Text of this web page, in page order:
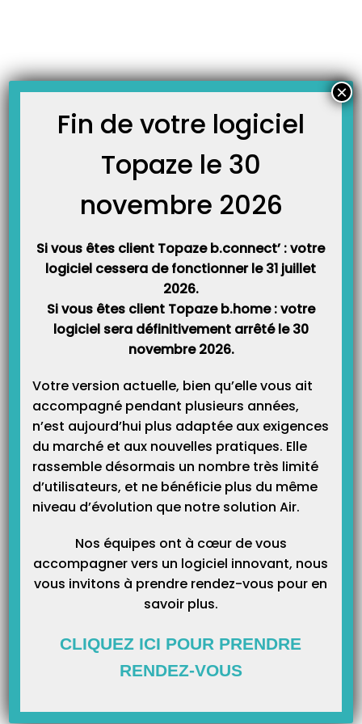
Principe: Les différents choix de tiers payant dans l’ordonnance déterminent
patient doit s’acquitter de la totalité de la facture, afin que le ou les
organismes…
Catégories
Fin de votre logiciel
Topaze le 30
novembre 2026
Si vous êtes client Topaze b.connect’ : votre
logiciel cessera de fonctionner le 31 juillet
2026.
Si vous êtes client Topaze b.home : votre
logiciel sera définitivement arrêté le 30
novembre 2026.
Votre version actuelle, bien qu’elle vous ait
accompagné pendant plusieurs années,
n’est aujourd’hui plus adaptée aux exigences
du marché et aux nouvelles pratiques. Elle
rassemble désormais un nombre très limité
d’utilisateurs, et ne bénéficie plus du même
niveau d’évolution que notre solution Air.
Nos équipes ont à cœur de vous
accompagner vers un logiciel innovant, nous
vous invitons à prendre rendez-vous pour en
savoir plus.
CLIQUEZ ICI POUR PRENDRE
RENDEZ-VOUS
×